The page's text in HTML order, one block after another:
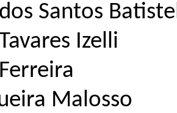
Santos
Izelli
Malosso